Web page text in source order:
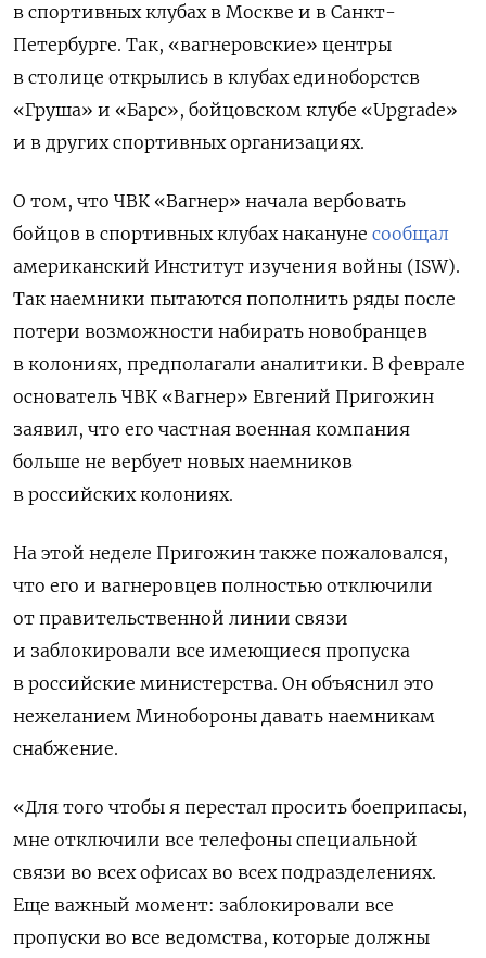
в спортивных клубах в Москве и в Санкт-
Петербурге. Так, «вагнеровские» центры
в столице открылись в клубах единоборстсв
«Груша» и «Барс», бойцовском клубе «Upgrade»
и в других спортивных организациях.
О том, что ЧВК «Вагнер» начала вербовать
бойцов в спортивных клубах накануне сообщал
американский Институт изучения войны (ISW).
Так наемники пытаются пополнить ряды после
потери возможности набирать новобранцев
в колониях, предполагали аналитики. В феврале
основатель ЧВК «Вагнер» Евгений Пригожин
заявил, что его частная военная компания
больше не вербует новых наемников
в российских колониях.
На этой неделе Пригожин также пожаловался,
что его и вагнеровцев полностью отключили
от правительственной линии связи
и заблокировали все имеющиеся пропуска
в российские министерства. Он объяснил это
нежеланием Минобороны давать наемникам
снабжение.
«Для того чтобы я перестал просить боеприпасы,
мне отключили все телефоны специальной
связи во всех офисах во всех подразделениях.
Еще важный момент: заблокировали все
пропуски во все ведомства, которые должны